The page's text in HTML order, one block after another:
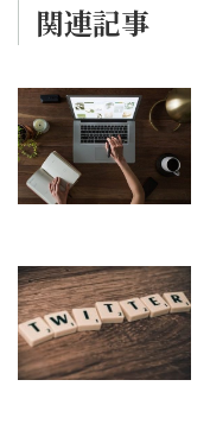
関連記事